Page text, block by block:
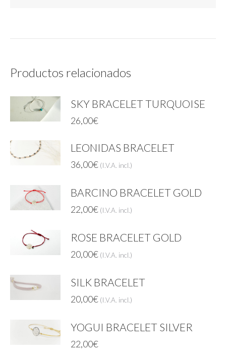
Productos relacionados
SKY BRACELET TURQUOISE
26,00€
LEONIDAS BRACELET
36,00€ (I.V.A. incl.)
BARCINO BRACELET GOLD
22,00€ (I.V.A. incl.)
ROSE BRACELET GOLD
20,00€ (I.V.A. incl.)
SILK BRACELET
20,00€ (I.V.A. incl.)
YOGUI BRACELET SILVER
22,00€